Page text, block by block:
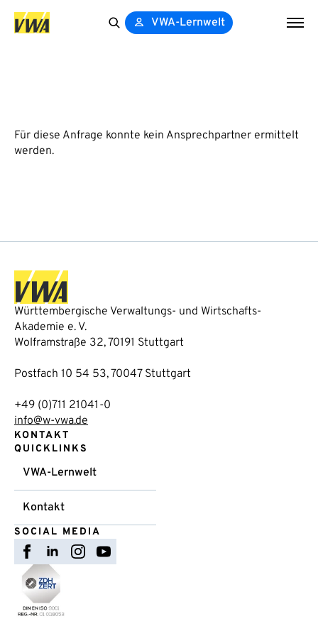
VWA-Lernwelt
Für diese Anfrage konnte kein Ansprechpartner ermittelt
werden.
Württembergische Verwaltungs- und Wirtschafts-
Akademie e. V.
Wolframstraße 32, 70191 Stuttgart
Postfach 10 54 53, 70047 Stuttgart
+49 (0)711 21041-0
info@w-vwa.de
KONTAKT
QUICKLINKS
VWA-Lernwelt
Kontakt
SOCIAL MEDIA